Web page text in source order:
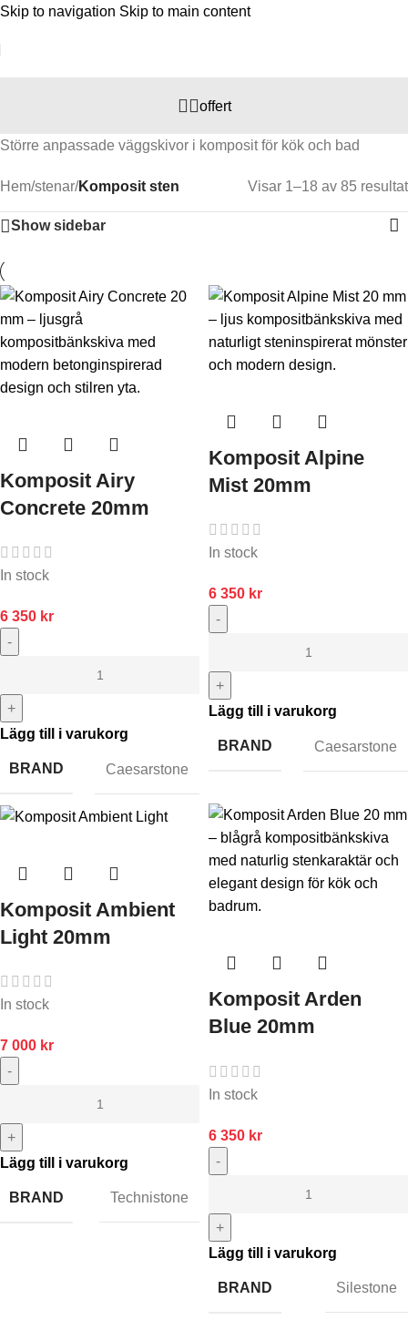
Skip to navigation Skip to main content
offert
Större anpassade väggskivor i komposit för kök och bad
Hem/stenar/Komposit sten Visar 1–18 av 85 resultat
Show sidebar
Komposit Airy
Concrete 20mm
In stock
6 350 kr
-
+
Lägg till i varukorg
BRAND Caesarstone
Komposit Alpine
Mist 20mm
In stock
6 350 kr
-
+
Lägg till i varukorg
BRAND Caesarstone
Komposit Ambient
Light 20mm
In stock
7 000 kr
-
+
Lägg till i varukorg
BRAND Technistone
Komposit Arden
Blue 20mm
In stock
6 350 kr
-
+
Lägg till i varukorg
BRAND Silestone